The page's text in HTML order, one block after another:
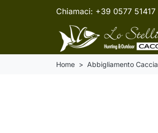
Chiamaci: +39 0577 51417
Home Abbigliamento Caccia